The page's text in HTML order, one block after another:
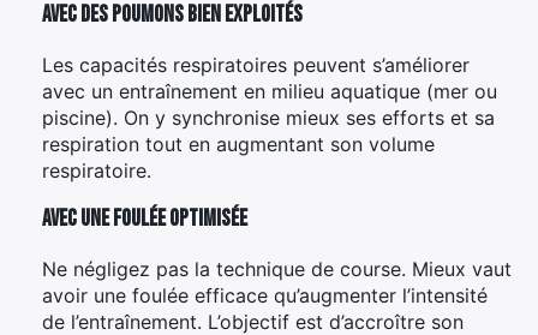
Avec des poumons bien exploités
Les capacités respiratoires peuvent s’améliorer
avec un entraînement en milieu aquatique (mer ou
piscine). On y synchronise mieux ses efforts et sa
respiration tout en augmentant son volume
respiratoire.
Avec une foulée optimisée
Ne négligez pas la technique de course. Mieux vaut
avoir une foulée efficace qu’augmenter l’intensité
de l’entraînement. L’objectif est d’accroître son